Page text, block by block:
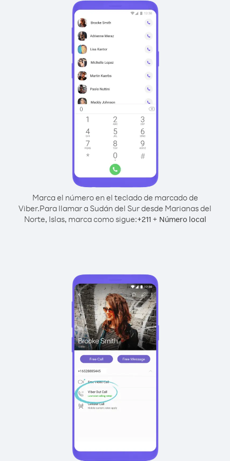
Marca el número en el teclado de marcado de
Viber.Para llamar a Sudán del Sur desde Marianas del
Norte, Islas, marca como sigue:+211+ Número local